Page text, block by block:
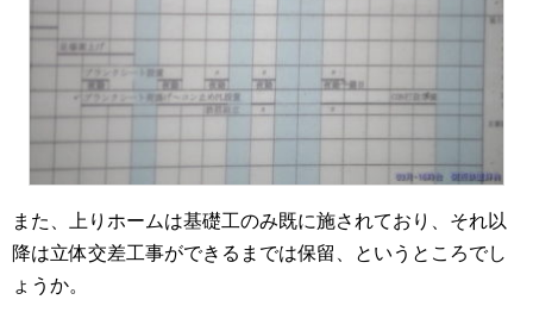
また、上りホームは基礎工のみ既に施されており、それ以
降は立体交差工事ができるまでは保留、というところでし
ょうか。